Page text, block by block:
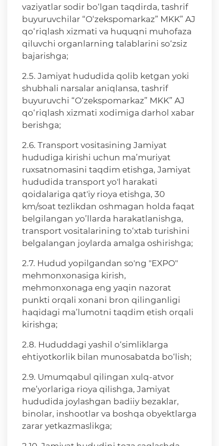
vaziyatlar sodir bo‘lgan taqdirda, tashrif
buyuruvchilar “O‘zekspomarkaz” MKK” AJ
qo‘riqlash xizmati va huquqni muhofaza
qiluvchi organlarning talablarini so‘zsiz
bajarishga;
2.5. Jamiyat hududida qolib ketgan yoki
shubhali narsalar aniqlansa, tashrif
buyuruvchi “O‘zekspomarkaz” MKK” AJ
qo‘riqlash xizmati xodimiga darhol xabar
berishga;
2.6. Transport vositasining Jamiyat
hududiga kirishi uchun ma’muriyat
ruxsatnomasini taqdim etishga, Jamiyat
hududida transport yo'l harakati
qoidalariga qat'iy rioya etishga, 30
km/soat tezlikdan oshmagan holda faqat
belgilangan yo’llarda harakatlanishga,
transport vositalarining to‘xtab turishini
belgalangan joylarda amalga oshirishga;
2.7. Hudud yopilgandan so'ng "EXPO"
mehmonxonasiga kirish,
mehmonxonaga eng yaqin nazorat
punkti orqali xonani bron qilinganligi
haqidagi ma’lumotni taqdim etish orqali
kirishga;
2.8. Hududdagi yashil o‘simliklarga
ehtiyotkorlik bilan munosabatda bo‘lish;
2.9. Umumqabul qilingan xulq-atvor
me’yorlariga rioya qilishga, Jamiyat
hududida joylashgan badiiy bezaklar,
binolar, inshootlar va boshqa obyektlarga
zarar yetkazmaslikga;